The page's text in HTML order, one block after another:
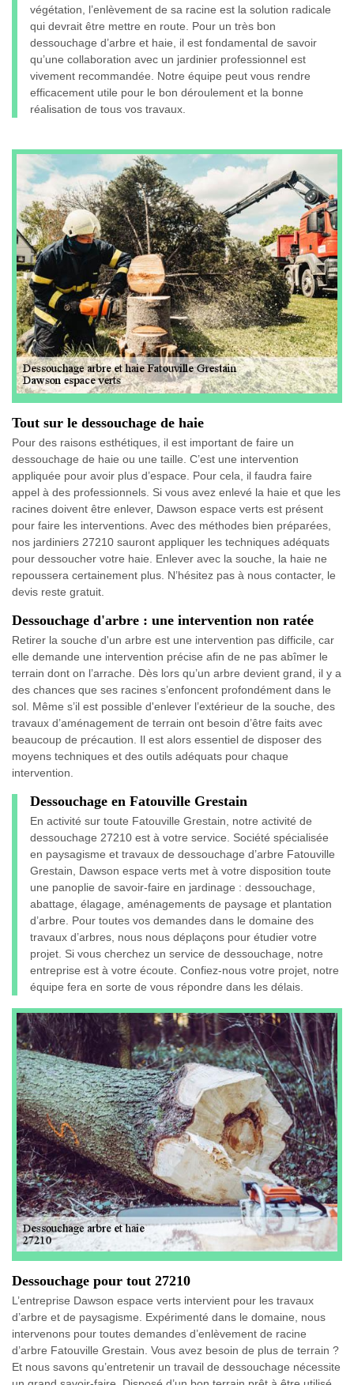
végétation, l’enlèvement de sa racine est la solution radicale
qui devrait être mettre en route. Pour un très bon
dessouchage d’arbre et haie, il est fondamental de savoir
qu’une collaboration avec un jardinier professionnel est
vivement recommandée. Notre équipe peut vous rendre
efficacement utile pour le bon déroulement et la bonne
réalisation de tous vos travaux.
Tout sur le dessouchage de haie
Pour des raisons esthétiques, il est important de faire un
dessouchage de haie ou une taille. C’est une intervention
appliquée pour avoir plus d’espace. Pour cela, il faudra faire
appel à des professionnels. Si vous avez enlevé la haie et que les
racines doivent être enlever, Dawson espace verts est présent
pour faire les interventions. Avec des méthodes bien préparées,
nos jardiniers 27210 sauront appliquer les techniques adéquats
pour dessoucher votre haie. Enlever avec la souche, la haie ne
repoussera certainement plus. N’hésitez pas à nous contacter, le
devis reste gratuit.
Dessouchage d'arbre : une intervention non ratée
Retirer la souche d'un arbre est une intervention pas difficile, car
elle demande une intervention précise afin de ne pas abîmer le
terrain dont on l’arrache. Dès lors qu’un arbre devient grand, il y a
des chances que ses racines s’enfoncent profondément dans le
sol. Même s’il est possible d'enlever l’extérieur de la souche, des
travaux d’aménagement de terrain ont besoin d’être faits avec
beaucoup de précaution. Il est alors essentiel de disposer des
moyens techniques et des outils adéquats pour chaque
intervention.
Dessouchage en Fatouville Grestain
En activité sur toute Fatouville Grestain, notre activité de
dessouchage 27210 est à votre service. Société spécialisée
en paysagisme et travaux de dessouchage d’arbre Fatouville
Grestain, Dawson espace verts met à votre disposition toute
une panoplie de savoir-faire en jardinage : dessouchage,
abattage, élagage, aménagements de paysage et plantation
d’arbre. Pour toutes vos demandes dans le domaine des
travaux d’arbres, nous nous déplaçons pour étudier votre
projet. Si vous cherchez un service de dessouchage, notre
entreprise est à votre écoute. Confiez-nous votre projet, notre
équipe fera en sorte de vous répondre dans les délais.
Dessouchage pour tout 27210
L’entreprise Dawson espace verts intervient pour les travaux
d’arbre et de paysagisme. Expérimenté dans le domaine, nous
intervenons pour toutes demandes d’enlèvement de racine
d’arbre Fatouville Grestain. Vous avez besoin de plus de terrain ?
Et nous savons qu’entretenir un travail de dessouchage nécessite